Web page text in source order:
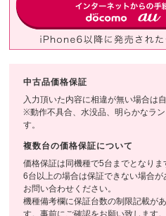
中古品価格保証
入力頂いた内容に相違が無い場合は
※動作不具合、水没品、明らかなラ
す。
複数台の価格保証について
価格保証は同機種で5台までとなりま
6台以上の場合は保証できない場合
お問い合わせください。
機種備考欄に保証台数の制限記載が